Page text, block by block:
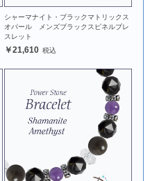
シャーマナイト・ブラックマトリックス
オパール メンズブラックスピネルブレ
スレット
21,610